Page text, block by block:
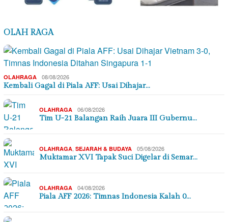
OLAH RAGA
OLAHRAGA 08/08/2026
Kembali Gagal di Piala AFF: Usai Dihajar…
OLAHRAGA 06/08/2026
Tim U-21 Balangan Raih Juara III Gubernu…
OLAHRAGA, SEJARAH & BUDAYA 05/08/2026
Muktamar XVI Tapak Suci Digelar di Semar…
OLAHRAGA 04/08/2026
Piala AFF 2026: Timnas Indonesia Kalah 0…